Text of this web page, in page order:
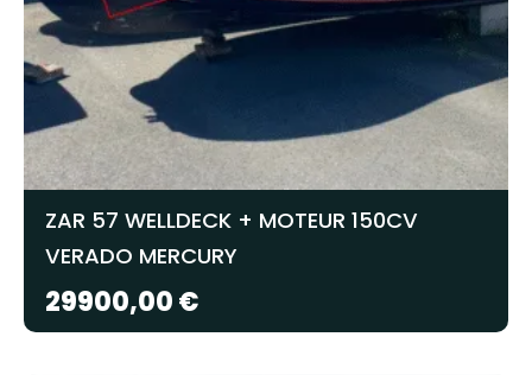
ZAR 57 WELLDECK + MOTEUR 150CV
VERADO MERCURY
29900,00€